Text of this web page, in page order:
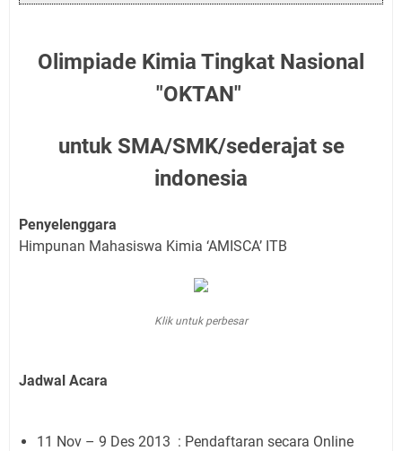
Olimpiade Kimia Tingkat Nasional
"OKTAN"
untuk SMA/SMK/sederajat se
indonesia
Penyelenggara
Himpunan Mahasiswa Kimia ‘AMISCA’ ITB
Klik untuk perbesar
Jadwal Acara
11 Nov – 9 Des 2013 : Pendaftaran secara Online